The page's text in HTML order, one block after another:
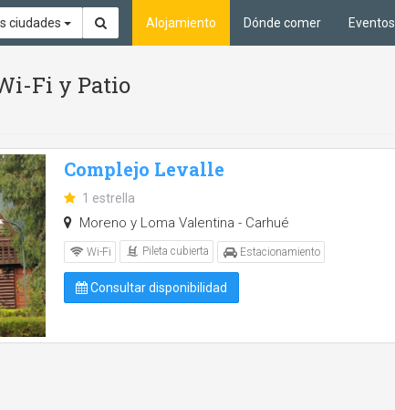
ciudades Alojamiento Dónde comer Eventos
Fi y Patio
Complejo Levalle
1 estrella
Moreno y Loma Valentina - Carhué
Wi-Fi Pileta cubierta Estacionamiento
Consultar disponibilidad